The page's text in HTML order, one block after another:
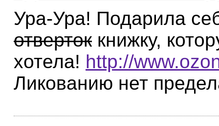
Ура-Ура! Подарила
отверток книжку,
хотела! http://
Ликованию нет